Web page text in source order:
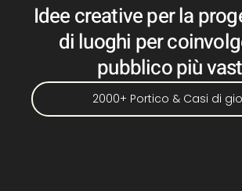
Idee creative per la
di luoghi per
pubblico più
2000+ Portico & Casi di